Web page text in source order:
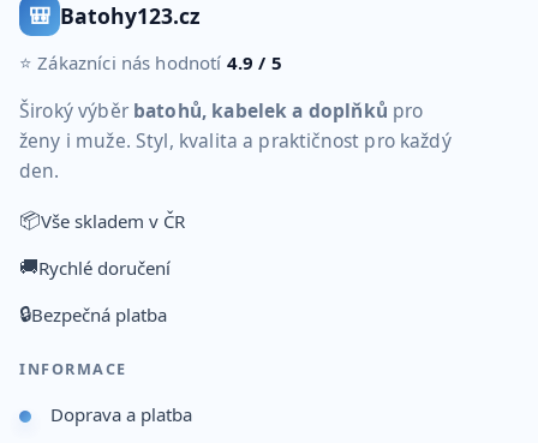
🎒 Batohy123.cz
⭐ Zákazníci nás hodnotí 4.9 / 5
Široký výběr batohů, kabelek a doplňků pro
ženy i muže. Styl, kvalita a praktičnost pro každý
den.
📦Vše skladem v ČR
🚚Rychlé doručení
🔒Bezpečná platba
INFORMACE
Doprava a platba